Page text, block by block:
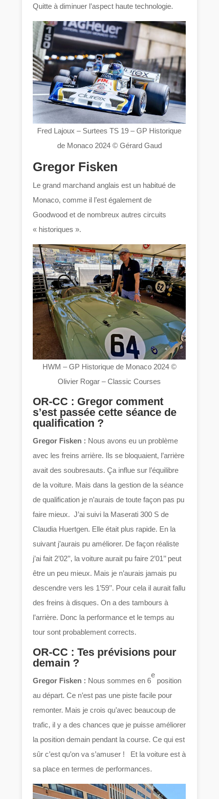
Quitte à diminuer l’aspect haute technologie.
Fred Lajoux – Surtees TS 19 – GP Historique
de Monaco 2024 © Gérard Gaud
Gregor Fisken
Le grand marchand anglais est un habitué de
Monaco, comme il l’est également de
Goodwood et de nombreux autres circuits
« historiques ».
HWM – GP Historique de Monaco 2024 ©
Olivier Rogar – Classic Courses
OR-CC : Gregor comment
s’est passée cette séance de
qualification ?
Gregor Fisken : Nous avons eu un problème
avec les freins arrière. Ils se bloquaient, l’arrière
avait des soubresauts. Ça influe sur l’équilibre
de la voiture. Mais dans la gestion de la séance
de qualification je n’aurais de toute façon pas pu
faire mieux. J’ai suivi la Maserati 300 S de
Claudia Huertgen. Elle était plus rapide. En la
suivant j’aurais pu améliorer. De façon réaliste
j’ai fait 2’02’’, la voiture aurait pu faire 2’01’’ peut
être un peu mieux. Mais je n’aurais jamais pu
descendre vers les 1’59’’. Pour cela il aurait fallu
des freins à disques. On a des tambours à
l’arrière. Donc la performance et le temps au
tour sont probablement corrects.
OR-CC : Tes prévisions pour
demain ?
Gregor Fisken : Nous sommes en 6
e
position
au départ. Ce n’est pas une piste facile pour
remonter. Mais je crois qu’avec beaucoup de
trafic, il y a des chances que je puisse améliorer
la position demain pendant la course. Ce qui est
sûr c’est qu’on va s’amuser ! Et la voiture est à
sa place en termes de performances.